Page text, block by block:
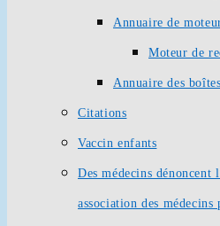
Annuaire de
Moteur de
Annuaire des
Citations
Vaccin enfants
Des médecins dénoncent
association des